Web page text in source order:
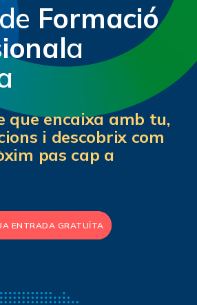
Formació
a
que encaixa amb tu,
i descobrix com
pas cap a
ENTRADA GRATUÏTA